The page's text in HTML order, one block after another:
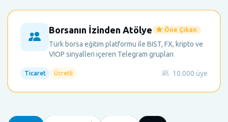
Borsanın İzinden Atölye Öne Çıkan
Türk borsa eğitim platformu ile BIST, FX, kripto ve
VIOP sinyalleri içeren Telegram grupları
Ticaret Ücretli 10.000 üye